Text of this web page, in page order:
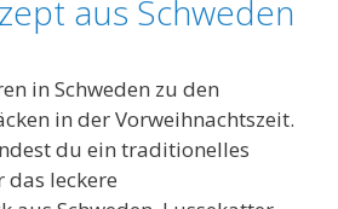
aus Schweden
in Schweden zu den
in der Vorweihnachtszeit.
du ein traditionelles
leckere